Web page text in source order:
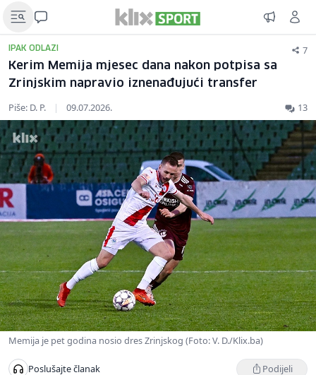
IPAK ODLAZI 7
Kerim Memija mjesec dana nakon potpisa sa
Zrinjskim napravio iznenađujući transfer
Piše: D. P. | 09.07.2026. 13
Memija je pet godina nosio dres Zrinjskog (Foto: V. D./Klix.ba)
Poslušajte članak Podijeli